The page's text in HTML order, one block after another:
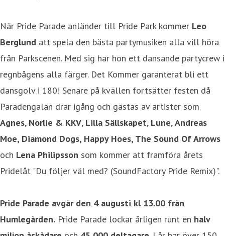
När Pride Parade anländer till Pride Park kommer Leo
Berglund att spela den bästa partymusiken alla vill höra
från Parkscenen. Med sig har hon ett dansande partycrew i
regnbågens alla färger. Det Kommer garanterat bli ett
dansgolv i 180! Senare på kvällen fortsätter festen då
Paradengalan drar igång och gästas av artister som
Agnes, Norlie & KKV, Lilla Sällskapet, Lune,Andreas
Moe, Diamond Dogs, Happy Hoes, The Sound Of Arrows
och Lena Philipsson som kommer att framföra årets
Pridelåt "Du följer väl med? (SoundFactory Pride Remix)".
Pride Parade avgår den 4 augusti kl 13.00 från
Humlegården. Pride Parade lockar årligen runt en halv